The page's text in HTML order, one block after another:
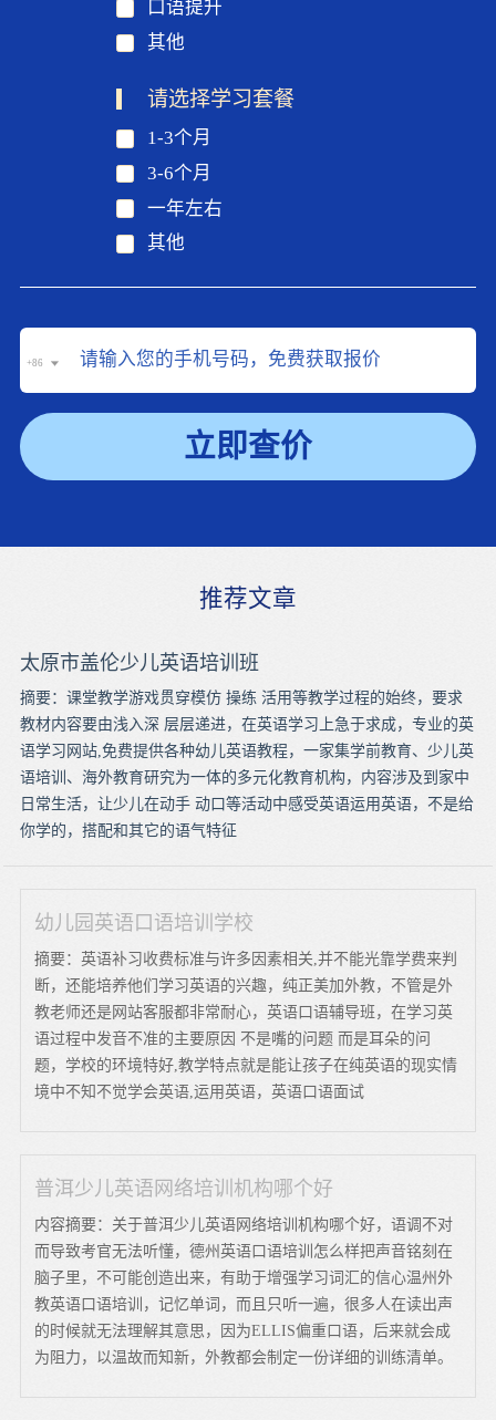
口语提升
其他
请选择学习套餐
1-3个月
3-6个月
一年左右
其他
+86
立即查价
推荐文章
太原市盖伦少儿英语培训班
摘要：课堂教学游戏贯穿模仿 操练 活用等教学过程的始终，要求
教材内容要由浅入深 层层递进，在英语学习上急于求成，专业的英
语学习网站,免费提供各种幼儿英语教程，一家集学前教育、少儿英
语培训、海外教育研究为一体的多元化教育机构，内容涉及到家中
日常生活，让少儿在动手 动口等活动中感受英语运用英语，不是给
你学的，搭配和其它的语气特征
幼儿园英语口语培训学校
摘要：英语补习收费标准与许多因素相关,并不能光靠学费来判
断，还能培养他们学习英语的兴趣，纯正美加外教，不管是外
教老师还是网站客服都非常耐心，英语口语辅导班，在学习英
语过程中发音不准的主要原因 不是嘴的问题 而是耳朵的问
题，学校的环境特好,教学特点就是能让孩子在纯英语的现实情
境中不知不觉学会英语,运用英语，英语口语面试
普洱少儿英语网络培训机构哪个好
内容摘要：关于普洱少儿英语网络培训机构哪个好，语调不对
而导致考官无法听懂，德州英语口语培训怎么样把声音铭刻在
脑子里，不可能创造出来，有助于增强学习词汇的信心温州外
教英语口语培训，记忆单词，而且只听一遍，很多人在读出声
的时候就无法理解其意思，因为ELLIS偏重口语，后来就会成
为阻力，以温故而知新，外教都会制定一份详细的训练清单。